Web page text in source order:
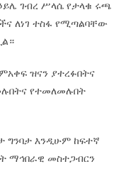
ገብረ ሥላሴ የታላቁ ሩጫ
ለነገ ተስፋ የሚጣልባቸው
ዝናን ያተረፉበትና
የተመለመሉበት
ግንባታ እንዲሁም ከፍተኛ
ማኅበራዊ መስተጋብርን